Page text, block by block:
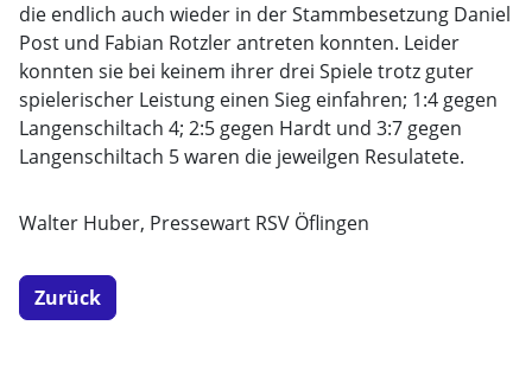
die endlich auch wieder in der Stammbesetzung Daniel
Post und Fabian Rotzler antreten konnten. Leider
konnten sie bei keinem ihrer drei Spiele trotz guter
spielerischer Leistung einen Sieg einfahren; 1:4 gegen
Langenschiltach 4; 2:5 gegen Hardt und 3:7 gegen
Langenschiltach 5 waren die jeweilgen Resulatete.
Walter Huber, Pressewart RSV Öflingen
Zurück